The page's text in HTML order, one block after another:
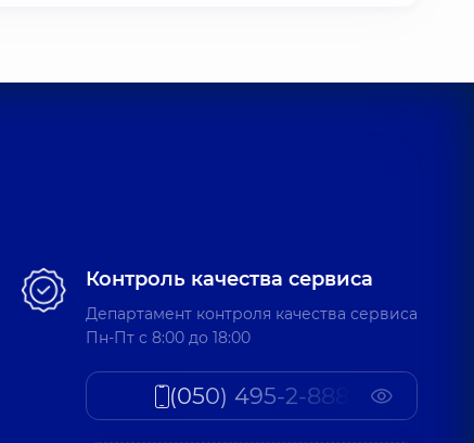
Контроль качества сервиса
Департамент контроля качества сервиса
Пн-Пт c 8:00 до 18:00
(050) 495-2-888